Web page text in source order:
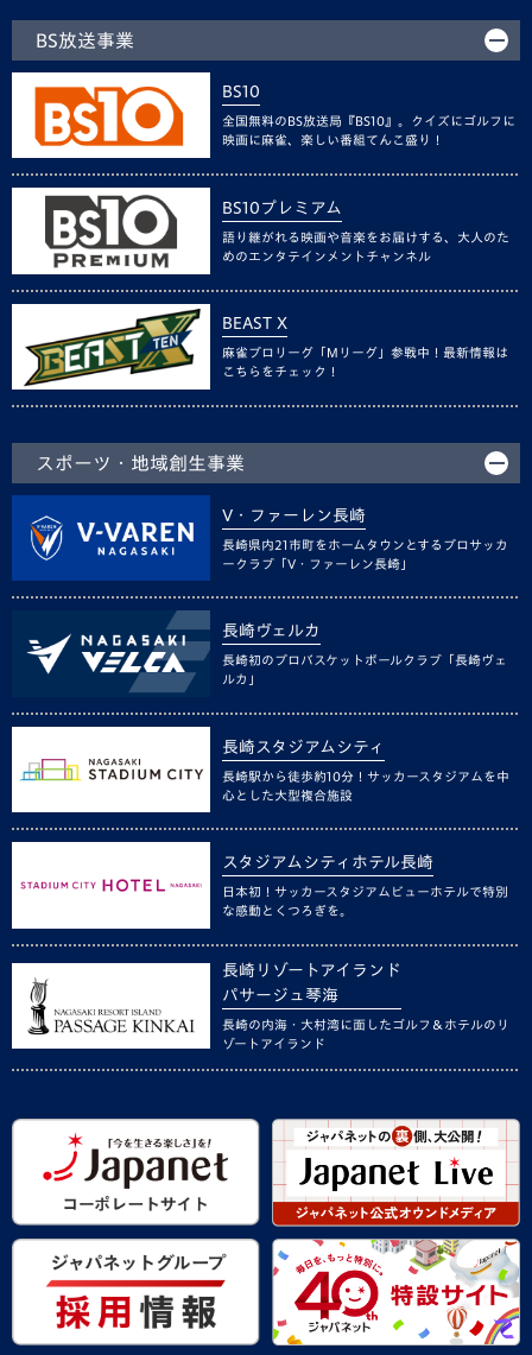
BS放送事業
BS10
全国無料のBS放送局『BS10』。クイズにゴルフに
映画に麻雀、楽しい番組てんこ盛り！
BS10プレミアム
語り継がれる映画や音楽をお届けする、大人のた
めのエンタテインメントチャンネル
BEAST X
麻雀プロリーグ「Mリーグ」参戦中！最新情報は
こちらをチェック！
スポーツ・地域創生事業
V・ファーレン長崎
長崎県内21市町をホームタウンとするプロサッカ
ークラブ「V・ファーレン長崎」
長崎ヴェルカ
長崎初のプロバスケットボールクラブ「長崎ヴェ
ルカ」
長崎スタジアムシティ
長崎駅から徒歩約10分！サッカースタジアムを中
心とした大型複合施設
スタジアムシティホテル長崎
日本初！サッカースタジアムビューホテルで特別
な感動とくつろぎを。
長崎リゾートアイランド
パサージュ琴海
長崎の内海・大村湾に面したゴルフ＆ホテルのリ
ゾートアイランド